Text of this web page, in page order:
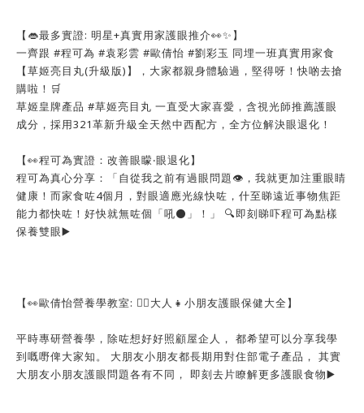
【👄最多實證: 明星+真實用家護眼推介👀✨】
一齊跟 #程可為 #袁彩雲 #歐倩怡 #劉彩玉 同埋一班真實用家食
【草姬亮目丸(升級版)】，大家都親身體驗過，堅得呀！快啲去搶
購啦！🛒
草姬皇牌產品 #草姬亮目丸 一直受大家喜愛，含視光師推薦護眼
成分，採用321革新升級全天然中西配方，全方位解決眼退化！
【👀程可為實證：改善眼矇‧眼退化】
程可為真心分享：「自從我之前有過眼問題👁️，我就更加注重眼睛
健康！而家食咗4個月，對眼適應光線快咗，什至睇遠近事物焦距
能力都快咗！好快就無咗個「吼⚫」！」 🔍即刻睇吓程可為點樣
保養雙眼▶️
【👀歐倩怡營養學教室: 🙆‍♀️大人👧小朋友護眼保健大全】
平時專研營養學，除咗想好好照顧屋企人， 都希望可以分享我學
到嘅嘢俾大家知。 大朋友小朋友都長期用對住部電子產品， 其實
大朋友小朋友護眼問題各有不同， 即刻去片瞭解更多護眼食物▶️